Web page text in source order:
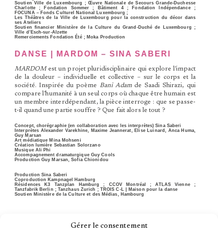
Gérer le consentement
Soutien Ville de Luxembourg ; Œuvre Nationale de Secours Grande-Duchesse
Charlotte ; Fondation Sommer ; Bâtiment 4 ; Fondation Indépendance ;
FOCUNA – Fonds Culturel National Luxembourg ;
Les Théâtres de la Ville de Luxembourg pour la construction du décor dans
ses Ateliers
Soutien financier Ministère de la Culture du Grand-Duché de Luxembourg ;
Ville d’Esch-sur-Alzette
Remerciements Fondation Été ; Moka Production
DANSE | MARDOM – SINA SABERI
MARDOMest un projet pluridisciplinaire qui explore l’impact
de la douleur – individuelle et collective – sur le corps et la
société. Inspirée du poème Bani Adamde Saadi Shirazi, qui
compare l’humanité à un seul corps où chaque être humain est
un membre interdépendant, la pièce interroge : que se passe-
t-il quand une partie souffre ? Que fait alors le tout ?
Concept, chorégraphie (en collaboration avec les interprètes) Sina Saberi
Interprètes Alexander Varekhine, Maxime Jeannerat, Elise Luinard, Anca Huma,
Guy Marsan
Art médiatique Mina Mohseni
Création lumière Sebastian Solorzano
Musique Ali Phi
Accompagnement dramaturgique Guy Cools
Production Guy Marsan, Sofia Chionidou
Production Sina Saberi
Coproduction Kampnagel Hamburg
Résidences K3 Tanzplan Hamburg ; CCOV Montréal ; ATLAS Vienne ;
Tanzfabrik Berlin ; Tanzhaus Zurich ; TROIS C-L | Maison pour la danse
Soutien Ministère de la Culture et des Médias, Hambourg